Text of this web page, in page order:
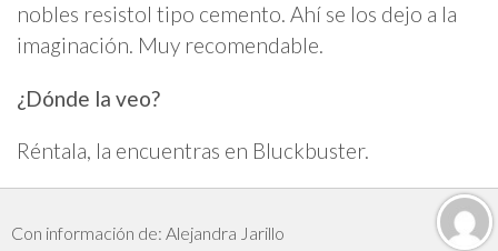
nobles resistol tipo cemento. Ahí se los dejo a la
imaginación. Muy recomendable.
¿Dónde la veo?
Réntala, la encuentras en Bluckbuster.
Con información de: Alejandra Jarillo